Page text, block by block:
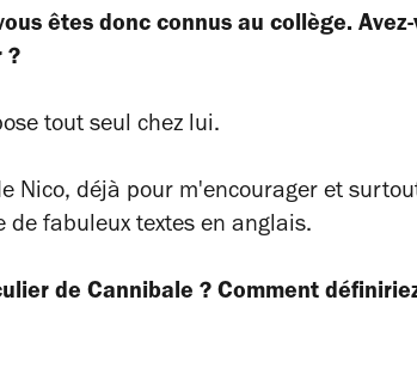
êtes donc connus au collège. Avez-
?
tout seul chez lui.
Nico, déjà pour m'encourager et
de fabuleux textes en anglais.
de Cannibale ? Comment